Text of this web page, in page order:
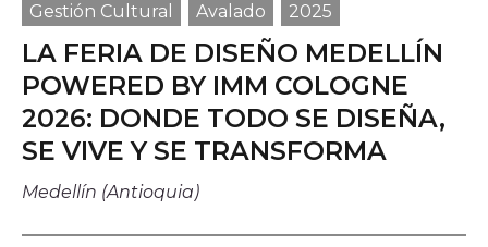
Gestión Cultural Avalado 2025
LA FERIA DE DISEÑO MEDELLÍN
POWERED BY IMM COLOGNE
2026: DONDE TODO SE DISEÑA,
SE VIVE Y SE TRANSFORMA
Medellín (Antioquia)